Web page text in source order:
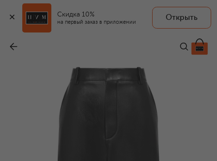
Скидка 10%
на первый заказ в приложении
Открыть
665 500 ₽